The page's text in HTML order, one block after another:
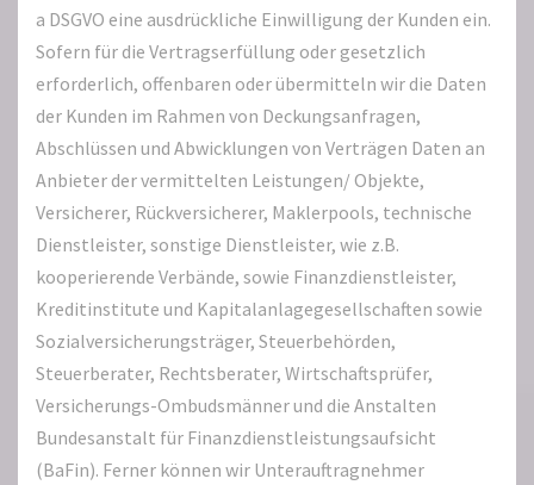
a DSGVO eine ausdrückliche Einwilligung der Kunden ein.
Sofern für die Vertragserfüllung oder gesetzlich
erforderlich, offenbaren oder übermitteln wir die Daten
der Kunden im Rahmen von Deckungsanfragen,
Abschlüssen und Abwicklungen von Verträgen Daten an
Anbieter der vermittelten Leistungen/ Objekte,
Versicherer, Rückversicherer, Maklerpools, technische
Dienstleister, sonstige Dienstleister, wie z.B.
kooperierende Verbände, sowie Finanzdienstleister,
Kreditinstitute und Kapitalanlagegesellschaften sowie
Sozialversicherungsträger, Steuerbehörden,
Steuerberater, Rechtsberater, Wirtschaftsprüfer,
Versicherungs-Ombudsmänner und die Anstalten
Bundesanstalt für Finanzdienstleistungsaufsicht
(BaFin). Ferner können wir Unterauftragnehmer